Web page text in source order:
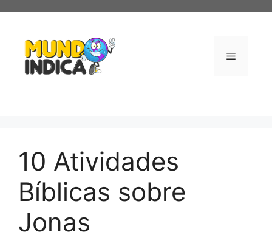
conteúdo
Menu
10 Atividades
Bíblicas sobre
Jonas